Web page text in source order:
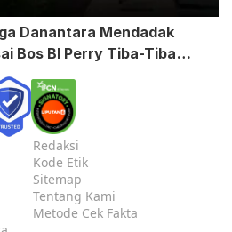
Danantara Mendadak
Bos BI Perry Tiba-Tiba
Redaksi
Kode Etik
Sitemap
Tentang Kami
Metode Cek Fakta